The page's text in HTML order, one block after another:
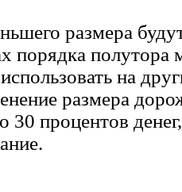
размера
порядка полутора
на
размера
30 процентов